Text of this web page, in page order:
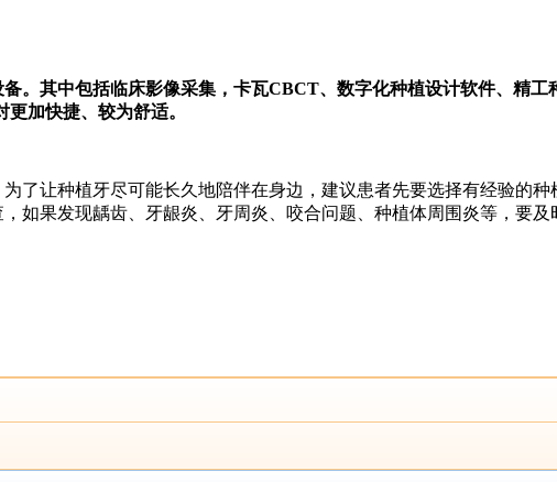
。其中包括临床影像采集，卡瓦CBCT、数字化种植设计软件、精工
加快捷、较为舒适。
让种植牙尽可能长久地陪伴在身边，建议患者先要选择有经验的种
果发现龋齿、牙龈炎、牙周炎、咬合问题、种植体周围炎等，要及